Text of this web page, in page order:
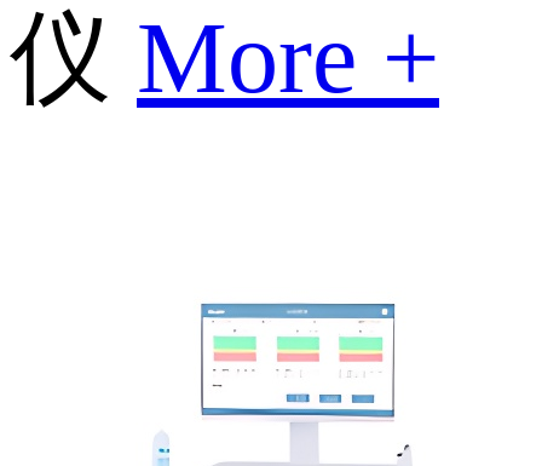
仪 More +